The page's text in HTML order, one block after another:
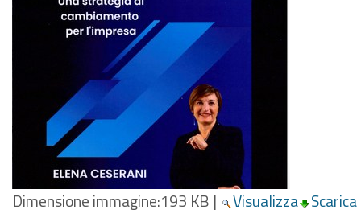
Dimensione immagine:193 KB | Visualizza Scarica